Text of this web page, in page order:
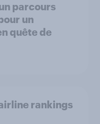
parcours
un
quête de
rankings